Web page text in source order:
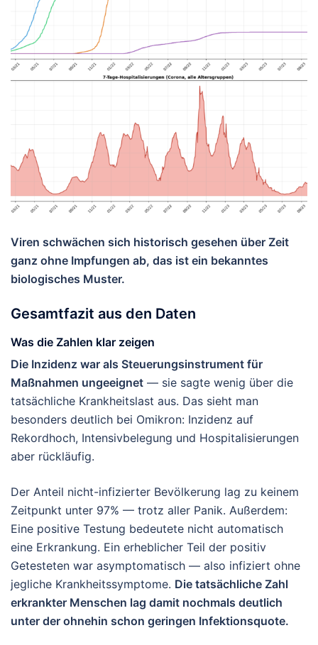
Viren schwächen sich historisch gesehen über Zeit
ganz ohne Impfungen ab, das ist ein bekanntes
biologisches Muster.
Gesamtfazit aus den Daten
Was die Zahlen klar zeigen
Die Inzidenz war als Steuerungsinstrument für
Maßnahmen ungeeignet — sie sagte wenig über die
tatsächliche Krankheitslast aus. Das sieht man
besonders deutlich bei Omikron: Inzidenz auf
Rekordhoch, Intensivbelegung und Hospitalisierungen
aber rückläufig.
Der Anteil nicht-infizierter Bevölkerung lag zu keinem
Zeitpunkt unter 97% — trotz aller Panik. Außerdem:
Eine positive Testung bedeutete nicht automatisch
eine Erkrankung. Ein erheblicher Teil der positiv
Getesteten war asymptomatisch — also infiziert ohne
jegliche Krankheitssymptome. Die tatsächliche Zahl
erkrankter Menschen lag damit nochmals deutlich
unter der ohnehin schon geringen Infektionsquote.